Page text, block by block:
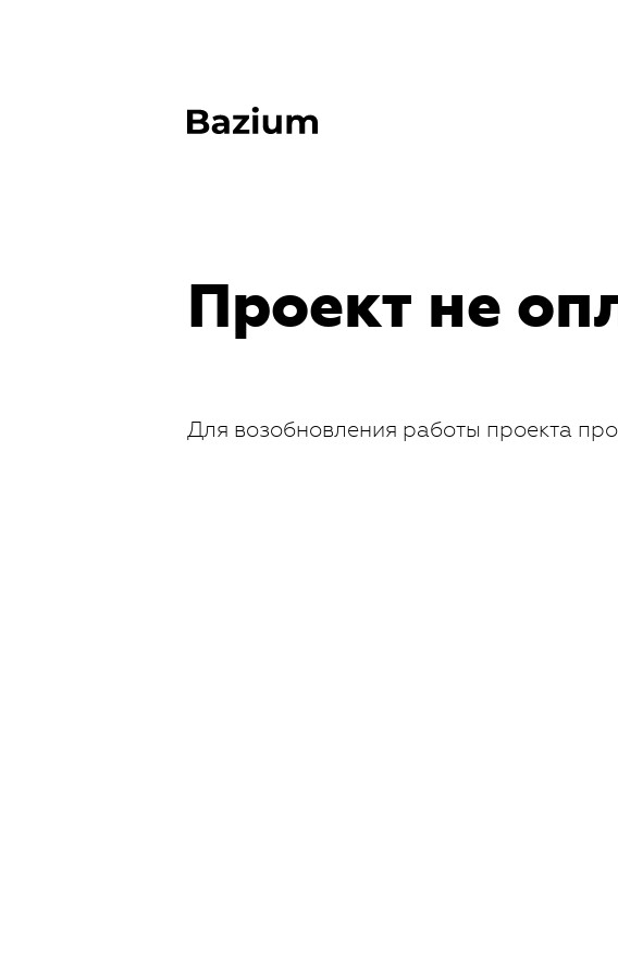
Проект не
Для возобновления работы проекта